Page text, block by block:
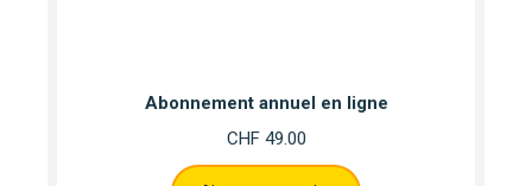
Abonnement annuel en ligne
CHF49.00